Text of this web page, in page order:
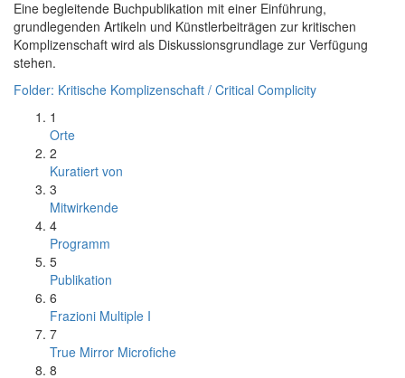
Eine begleitende Buchpublikation mit einer Einführung,
grundlegenden Artikeln und Künstlerbeiträgen zur kritischen
Komplizenschaft wird als Diskussionsgrundlage zur Verfügung
stehen.
Folder: Kritische Komplizenschaft / Critical Complicity
1
Orte
2
Kuratiert von
3
Mitwirkende
4
Programm
5
Publikation
6
Frazioni Multiple I
7
True Mirror Microfiche
8